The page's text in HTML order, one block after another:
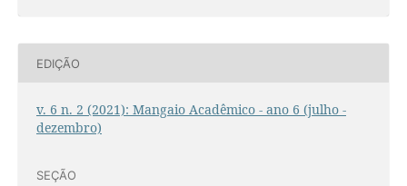
EDIÇÃO
v. 6 n. 2 (2021): Mangaio Acadêmico - ano 6 (julho -
dezembro)
SEÇÃO